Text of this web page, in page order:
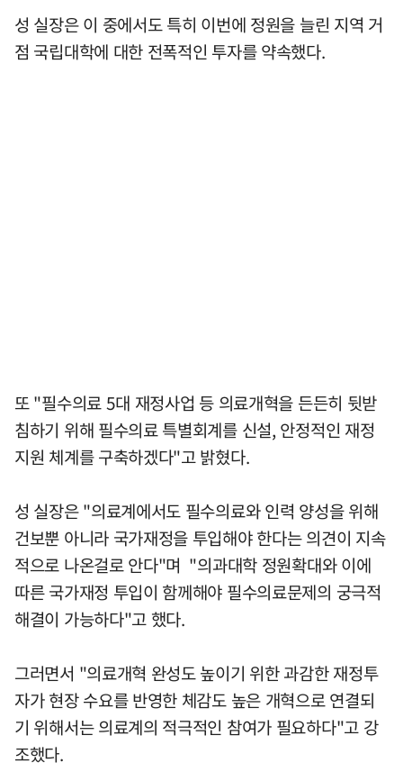
성 실장은 이 중에서도 특히 이번에 정원을 늘린 지역 거
점 국립대학에 대한 전폭적인 투자를 약속했다.
또 "필수의료 5대 재정사업 등 의료개혁을 든든히 뒷받
침하기 위해 필수의료 특별회계를 신설, 안정적인 재정
지원 체계를 구축하겠다"고 밝혔다.
성 실장은 "의료계에서도 필수의료와 인력 양성을 위해
건보뿐 아니라 국가재정을 투입해야 한다는 의견이 지속
적으로 나온걸로 안다"며 "의과대학 정원확대와 이에
따른 국가재정 투입이 함께해야 필수의료문제의 궁극적
해결이 가능하다"고 했다.
그러면서 "의료개혁 완성도 높이기 위한 과감한 재정투
자가 현장 수요를 반영한 체감도 높은 개혁으로 연결되
기 위해서는 의료계의 적극적인 참여가 필요하다"고 강
조했다.